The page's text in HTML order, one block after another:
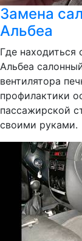
Замена
Альбеа
Где находиться
Альбеа
вентилятора
профилактики
пассажирской
своими руками.